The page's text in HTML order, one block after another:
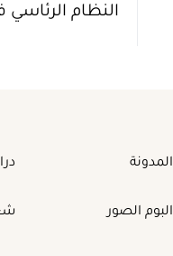
النظام الرئاسي
المدونة
البوم الصور